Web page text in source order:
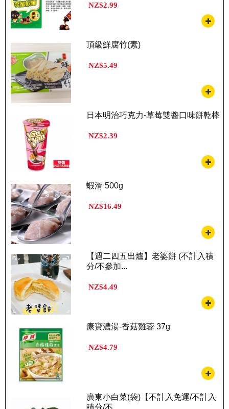
NZ$2.99
頂級鮮腐竹(素)
NZ$5.49
日本明治巧克力-草莓雙醬口味餅乾棒
NZ$2.39
蝦滑 500g
NZ$16.49
【週二四五出爐】老婆餅 (不計入積
分/不參加...
NZ$4.49
康寶濃湯-香菇雞蓉 37g
NZ$4.79
廣東小白菜(袋)【不計入免運/不計入
積分/不...